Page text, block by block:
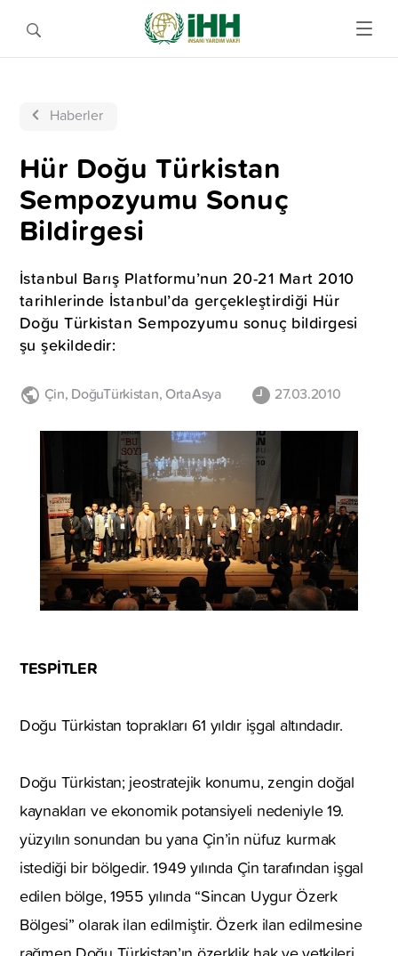
Haberler
Hür Doğu Türkistan
Sempozyumu Sonuç
Bildirgesi
İstanbul Barış Platformu’nun 20-21 Mart 2010
tarihlerinde İstanbul’da gerçekleştirdiği Hür
Doğu Türkistan Sempozyumu sonuç bildirgesi
şu şekildedir:
Çin, DoğuTürkistan,OrtaAsya 27.03.2010
TESPİTLER
Doğu Türkistan toprakları 61 yıldır işgal altındadır.
Doğu Türkistan; jeostratejik konumu, zengin doğal
kaynakları ve ekonomik potansiyeli nedeniyle 19.
yüzyılın sonundan bu yana Çin’in nüfuz kurmak
istediği bir bölgedir. 1949 yılında Çin tarafından işgal
edilen bölge, 1955 yılında “Sincan Uygur Özerk
Bölgesi” olarak ilan edilmiştir. Özerk ilan edilmesine